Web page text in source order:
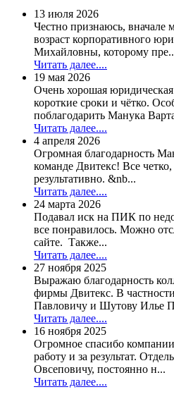
13 июля 2026
Честно признаюсь, вначале
возраст корпоративного
Михайловны, которому
Читать далее....
19 мая 2026
Очень хорошая
короткие сроки и чётко.
поблагодарить Манука
Читать далее....
4 апреля 2026
Огромная благодарность
команде Двитекс! Все
результативно. &nb...
Читать далее....
24 марта 2026
Подавал иск на ПИК по
все понравилось. Можно
сайте. Также...
Читать далее....
27 ноября 2025
Выражаю благодарность
фирмы Двитекс. В
Павловичу и Шутову Илье
Читать далее....
16 ноября 2025
Огромное спасибо
работу и за результат.
Овсеповичу, постоянно н...
Читать далее....